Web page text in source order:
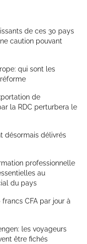
de ces 30 pays
caution pouvant
qui sont les
de
la RDC perturbera le
désormais délivrés
professionnelle
au
du pays
CFA par jour à
les voyageurs
être fichés